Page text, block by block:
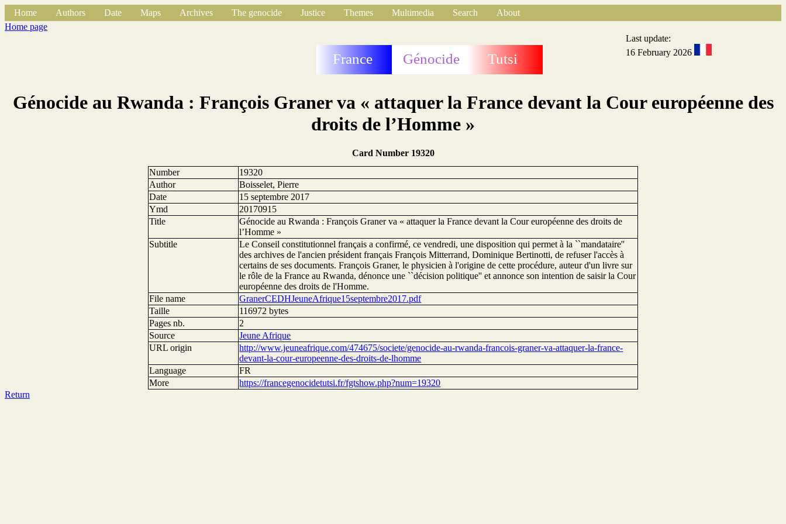
Home Authors Date Maps Archives The genocide Justice Themes Multimedia Search
About
Home page
France Génocide Tutsi
Last update:
16 February 2026
Génocide au Rwanda : François Graner va « attaquer la France devant la Cour européenne des
droits de l’Homme »
Card Number 19320
Number
19320
Author
Boisselet, Pierre
Date
15 septembre 2017
Ymd
20170915
Title
Génocide au Rwanda : François Graner va « attaquer la France devant la Cour européenne des droits de
l’Homme »
Subtitle
Le Conseil constitutionnel français a confirmé, ce vendredi, une disposition qui permet à la ``mandataire''
des archives de l'ancien président français François Mitterrand, Dominique Bertinotti, de refuser l'accès à
certains de ses documents. François Graner, le physicien à l'origine de cette procédure, auteur d'un livre sur
le rôle de la France au Rwanda, dénonce une ``décision politique'' et annonce son intention de saisir la Cour
européenne des droits de l'Homme.
File name
GranerCEDHJeuneAfrique15septembre2017.pdf
Taille
116972 bytes
Pages nb.
2
Source
Jeune Afrique
URL origin
http://www.jeuneafrique.com/474675/societe/genocide-au-rwanda-francois-graner-va-attaquer-la-france-
devant-la-cour-europeenne-des-droits-de-lhomme
Language
FR
More
https://francegenocidetutsi.fr/fgtshow.php?num=19320
Return